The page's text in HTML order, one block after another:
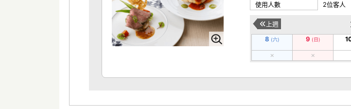
使用人數 2位客人
上週
8 (六) 9 (日)